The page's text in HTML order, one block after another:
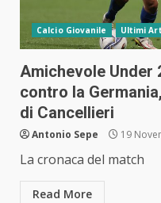
Calcio Giovanile Ultimi
Amichevole Under
contro la
di Cancellieri
Antonio Sepe 19
La cronaca del match
Read More